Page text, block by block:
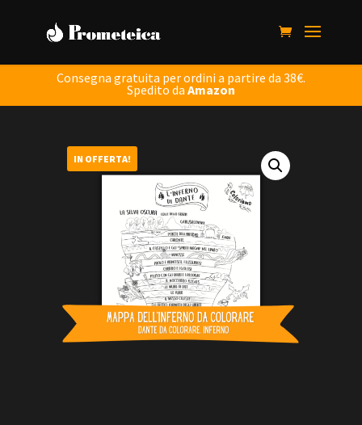
Consegna gratuita per ordini a partire da 38€.
Spedito da Amazon
IN OFFERTA!